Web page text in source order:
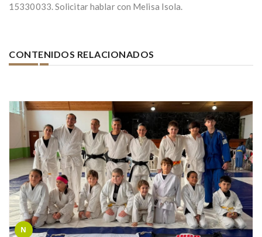
15330033. Solicitar hablar con Melisa Isola.
CONTENIDOS RELACIONADOS
N